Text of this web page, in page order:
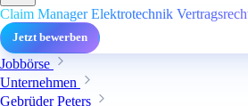
Claim Manager Elektrotechnik
Jetzt bewerben
Jobbörse
Unternehmen
Gebrüder Peters